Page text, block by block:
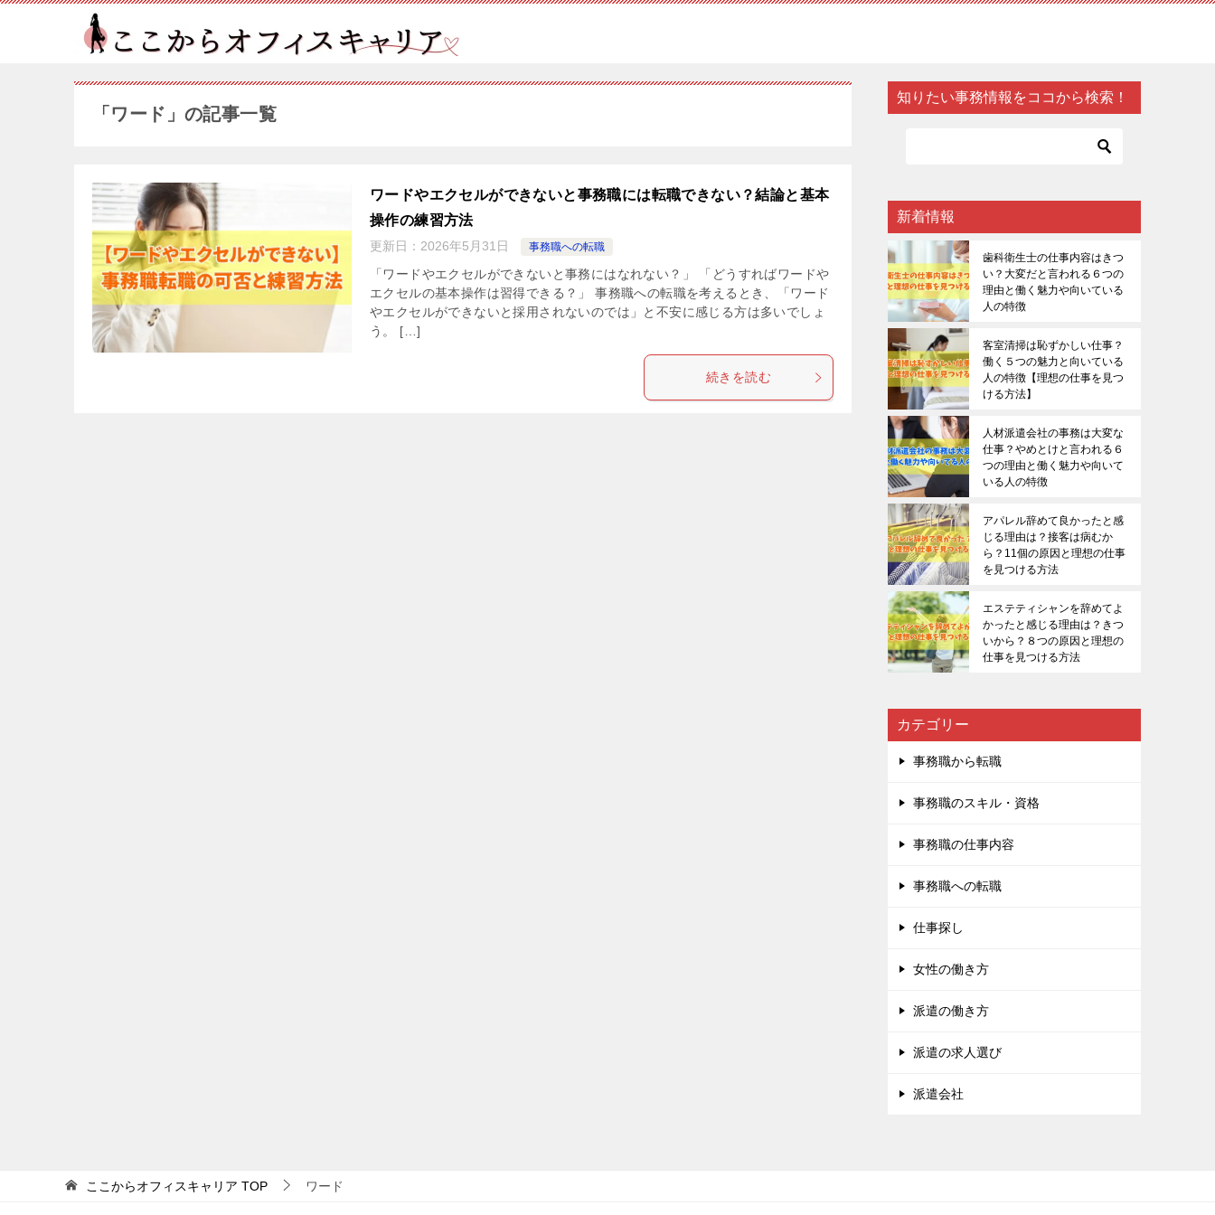
「ワード」の記事一覧
ワードやエクセルができないと事務職には転職できない？結論と基本
操作の練習方法
更新日： 2026年5月31日 事務職への転職
「ワードやエクセルができないと事務にはなれない？」 「どうすればワードや
エクセルの基本操作は習得できる？」 事務職への転職を考えるとき、「ワード
やエクセルができないと採用されないのでは」と不安に感じる方は多いでしょ
う。 […]
続きを読む
知りたい事務情報をココから検索！
新着情報
歯科衛生士の仕事内容はきつ
い？大変だと言われる６つの
理由と働く魅力や向いている
人の特徴
客室清掃は恥ずかしい仕事？
働く５つの魅力と向いている
人の特徴【理想の仕事を見つ
ける方法】
人材派遣会社の事務は大変な
仕事？やめとけと言われる６
つの理由と働く魅力や向いて
いる人の特徴
アパレル辞めて良かったと感
じる理由は？接客は病むか
ら？11個の原因と理想の仕事
を見つける方法
エステティシャンを辞めてよ
かったと感じる理由は？きつ
いから？８つの原因と理想の
仕事を見つける方法
カテゴリー
事務職から転職
事務職のスキル・資格
事務職の仕事内容
事務職への転職
仕事探し
女性の働き方
派遣の働き方
派遣の求人選び
派遣会社
ここからオフィスキャリア TOP ワード